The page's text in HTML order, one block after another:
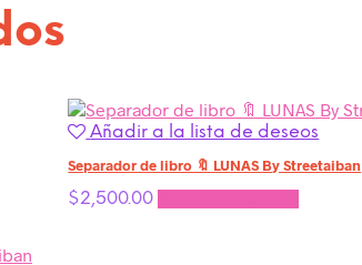
Añadir a la lista de deseos
Separador de libro 🔖 LUNAS By Streetaiban
$2,500.00